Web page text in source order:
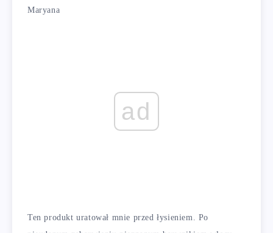
Maryana
ad
Ten produkt uratował mnie przed łysieniem. Po